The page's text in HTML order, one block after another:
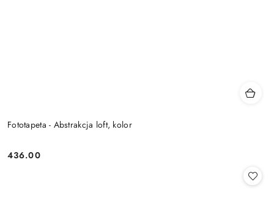
Fototapeta - Abstrakcja loft, kolor
Cena:
436.00